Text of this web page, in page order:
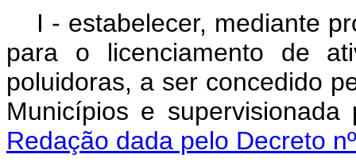
I - estabelecer, mediante
para o licenciamento de
poluidoras, a ser concedido
Municípios e
Redação dada pelo Decreto